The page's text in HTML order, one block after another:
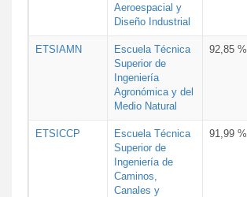
Aeroespacial y
Diseño Industrial
ETSIAMN
Escuela Técnica
Superior de
Ingeniería
Agronómica y del
Medio Natural
92,85 %
ETSICCP
Escuela Técnica
Superior de
Ingeniería de
Caminos,
Canales y
91,99 %